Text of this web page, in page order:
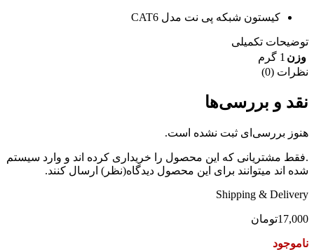
کیستون شبکه پی نت مدل CAT6
توضیحات تکمیلی
وزن 1 گرم
نظرات (0)
نقد و بررسی‌ها
هنوز بررسی‌ای ثبت نشده است.
.فقط مشتریانی که این محصول را خریداری کرده اند و وارد سیستم
شده اند میتوانند برای این محصول دیدگاه(نظر) ارسال کنند.
Shipping & Delivery
17,000تومان
ناموجود